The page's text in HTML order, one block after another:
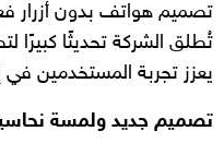
تصميم هواتف بدون أزرار
يعزز تجربة المستخدمين في
تصميم جديد ولمسة